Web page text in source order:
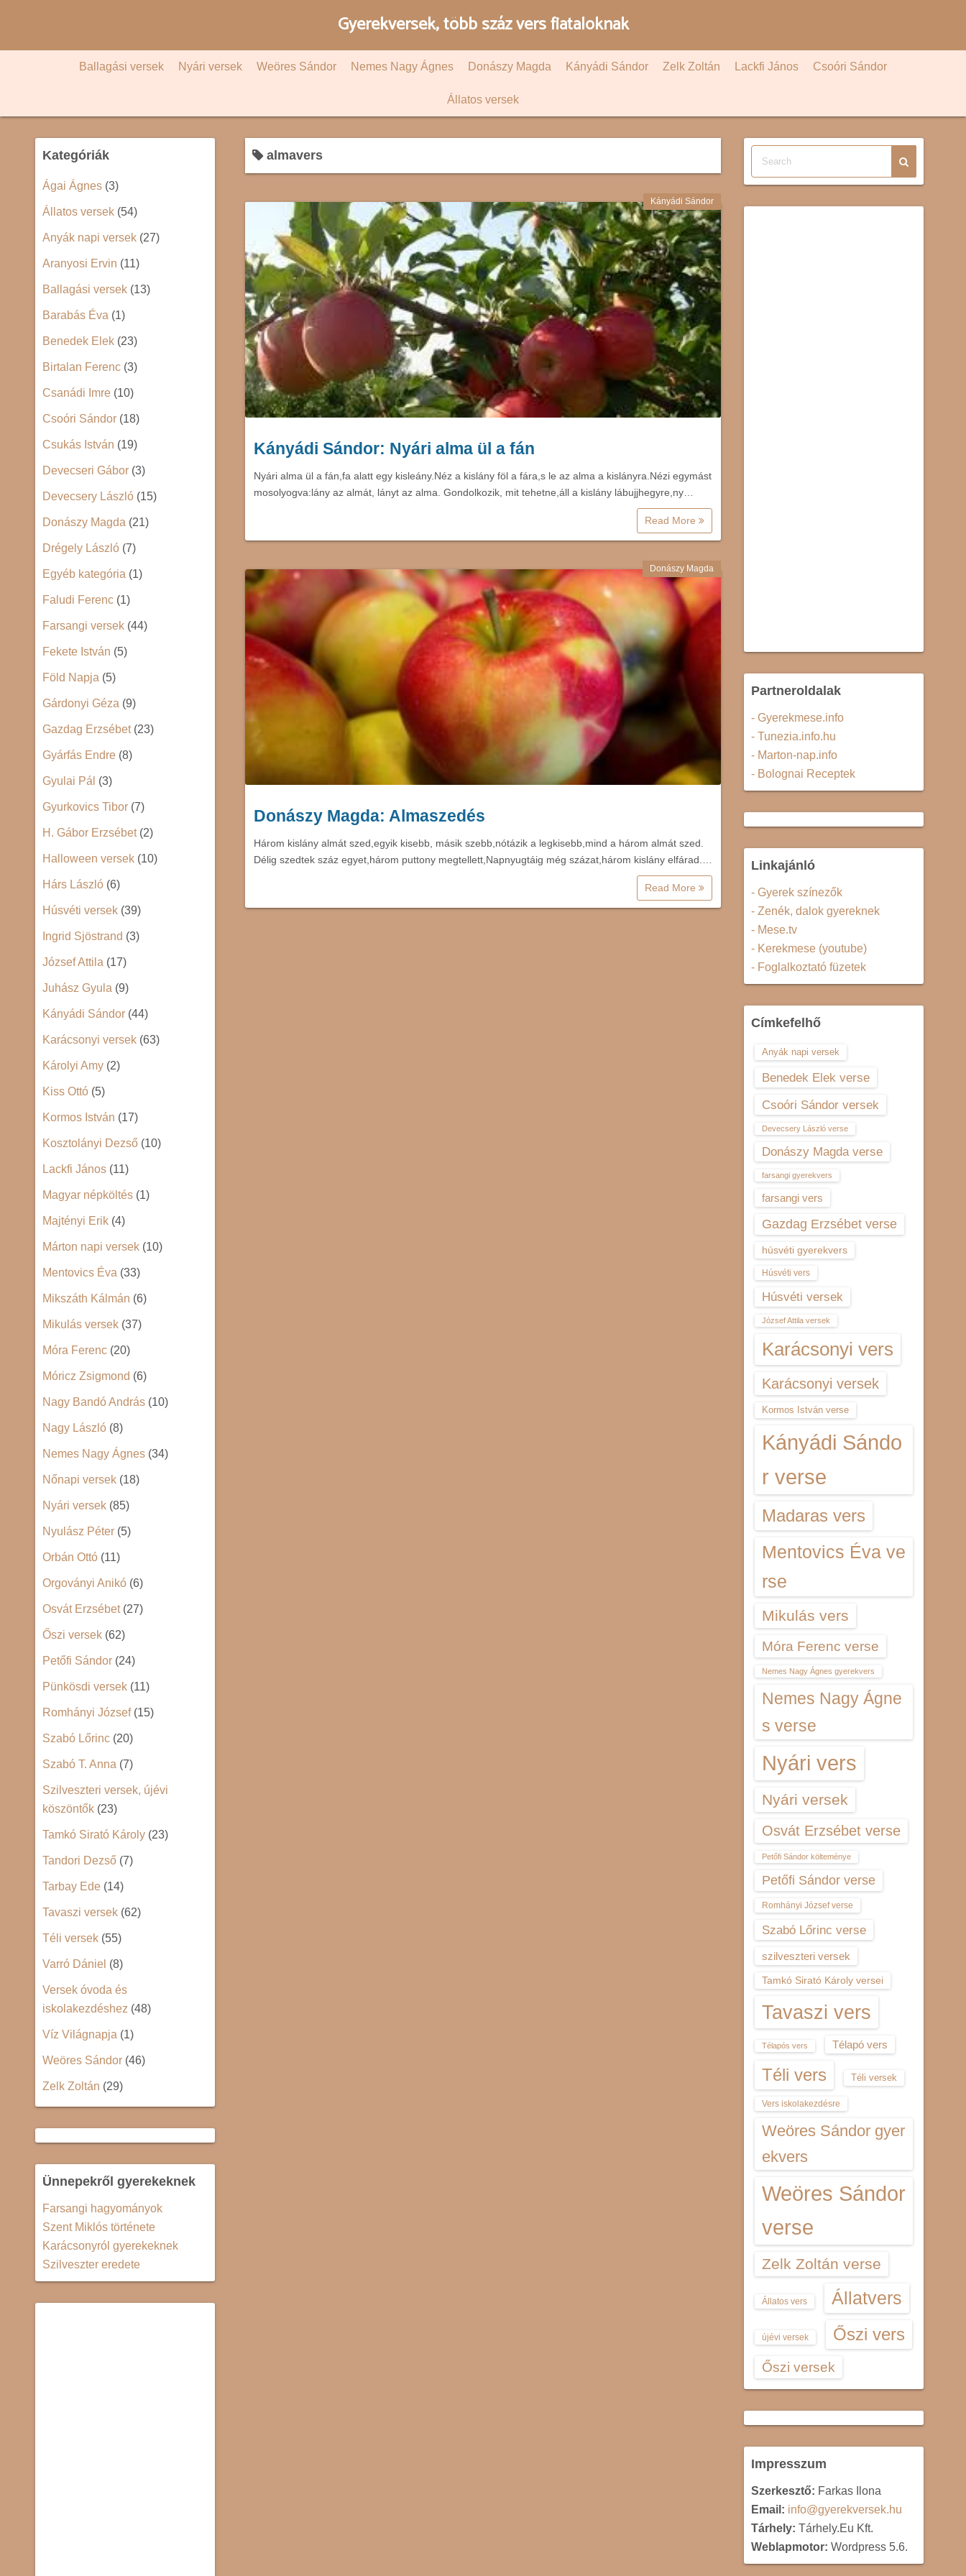
c
Gyerekversek, több száz vers fiataloknak
Ballagási versek Nyári versek Weöres Sándor Nemes Nagy Ágnes Donászy Magda Kányádi Sándor Zelk Zoltán Lackfi János Csoóri Sándor
Állatos versek
almavers
Kányádi Sándor
Kányádi Sándor: Nyári alma ül a fán
Nyári alma ül a fán,fa alatt egy kisleány.Néz a kislány föl a fára,s le az alma a kislányra.Nézi egymást
mosolyogva:lány az almát, lányt az alma. Gondolkozik, mit tehetne,áll a kislány lábujjhegyre,ny…
Read More
Donászy Magda
Donászy Magda: Almaszedés
Három kislány almát szed,egyik kisebb, másik szebb,nótázik a legkisebb,mind a három almát szed.
Délig szedtek száz egyet,három puttony megtellett,Napnyugtáig még százat,három kislány elfárad.…
Read More
Kategóriák
Ágai Ágnes (3)
Állatos versek (54)
Anyák napi versek (27)
Aranyosi Ervin (11)
Ballagási versek (13)
Barabás Éva (1)
Benedek Elek (23)
Birtalan Ferenc (3)
Csanádi Imre (10)
Csoóri Sándor (18)
Csukás István (19)
Devecseri Gábor (3)
Devecsery László (15)
Donászy Magda (21)
Drégely László (7)
Egyéb kategória (1)
Faludi Ferenc (1)
Farsangi versek (44)
Fekete István (5)
Föld Napja (5)
Gárdonyi Géza (9)
Gazdag Erzsébet(23)
Gyárfás Endre (8)
Gyulai Pál (3)
Gyurkovics Tibor (7)
H. Gábor Erzsébet(2)
Halloween versek (10)
Hárs László (6)
Húsvéti versek (39)
Ingrid Sjöstrand (3)
József Attila (17)
Juhász Gyula (9)
Kányádi Sándor (44)
Karácsonyi versek (63)
Károlyi Amy (2)
Kiss Ottó (5)
Kormos István (17)
Kosztolányi Dezső (10)
Lackfi János (11)
Magyar népköltés (1)
Majtényi Erik (4)
Márton napi versek (10)
Mentovics Éva (33)
Mikszáth Kálmán (6)
Mikulás versek (37)
Móra Ferenc (20)
Móricz Zsigmond (6)
Nagy Bandó András (10)
Nagy László (8)
Nemes Nagy Ágnes (34)
Nőnapi versek (18)
Nyári versek (85)
Nyulász Péter (5)
Orbán Ottó (11)
Orgoványi Anikó (6)
Osvát Erzsébet(27)
Őszi versek (62)
Petőfi Sándor (24)
Pünkösdi versek (11)
Romhányi József(15)
Szabó Lőrinc (20)
Szabó T. Anna (7)
Szilveszteri versek, újévi
köszöntők (23)
Tamkó Sirató Károly (23)
Tandori Dezső (7)
Tarbay Ede (14)
Tavaszi versek (62)
Téli versek (55)
Varró Dániel (8)
Versek óvoda és
iskolakezdéshez (48)
Víz Világnapja (1)
Weöres Sándor (46)
Zelk Zoltán (29)
Ünnepekről gyerekeknek
Farsangi hagyományok
Szent Miklós története
Karácsonyról gyerekeknek
Szilveszter eredete
Partneroldalak
- Gyerekmese.info
- Tunezia.info.hu
- Marton-nap.info
- Bolognai Receptek
Linkajánló
- Gyerek színezők
- Zenék, dalok gyereknek
- Mese.tv
- Kerekmese (youtube)
- Foglalkoztató füzetek
Címkefelhő
Anyák napi versek
Benedek Elek verse
Csoóri Sándor versek
Devecsery László verse
Donászy Magda verse
farsangi gyerekvers
farsangi vers
Gazdag Erzsébet verse
húsvéti gyerekvers
Húsvéti vers
Húsvéti versek
József Attila versek
Karácsonyi vers
Karácsonyi versek
Kormos István verse
Kányádi Sándo
r verse
Madaras vers
Mentovics Éva ve
rse
Mikulás vers
Móra Ferenc verse
Nemes Nagy Ágnes gyerekvers
Nemes Nagy Ágne
s verse
Nyári vers
Nyári versek
Osvát Erzsébet verse
Petőfi Sándor költeménye
Petőfi Sándor verse
Romhányi József verse
Szabó Lőrinc verse
szilveszteri versek
Tamkó Sirató Károly versei
Tavaszi vers
Télapós vers Télapó vers
Téli vers Téli versek
Vers iskolakezdésre
Weöres Sándor gyer
ekvers
Weöres Sándor
verse
Zelk Zoltán verse
Állatos vers Állatvers
újévi versek Őszi vers
Őszi versek
Impresszum
Szerkesztő: Farkas Ilona
Email: info@gyerekversek.hu
Tárhely: Tárhely.Eu Kft.
Weblapmotor: Wordpress 5.6.